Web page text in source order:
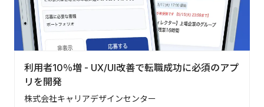
利用者10％増 - UX/UI改善で転職成功に必須のアプ
リを開発
株式会社キャリアデザインセンター